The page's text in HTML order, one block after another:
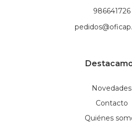
986641726
Novedades
Contacto
Quiénes